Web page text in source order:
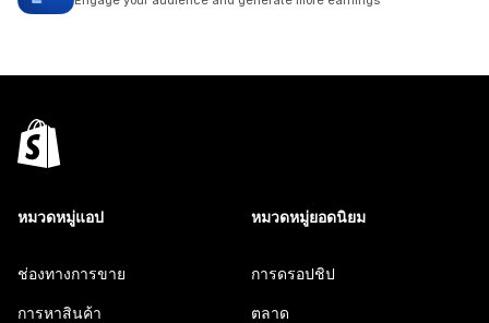
หมวดหมู่แอป
ช่องทางการขาย
การหาสินค้า
หมวดหมู่ยอดนิยม
การดรอปชิป
ตลาด